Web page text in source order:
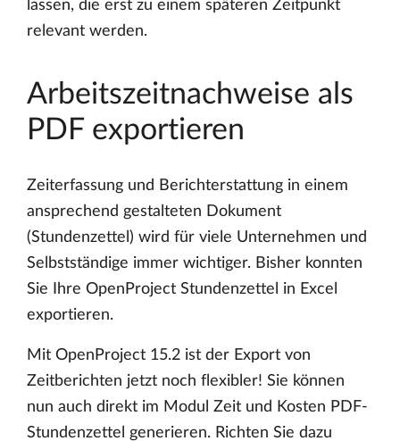
lassen, die erst zu einem späteren Zeitpunkt
relevant werden.
Arbeitszeitnachweise als
PDF exportieren
Zeiterfassung und Berichterstattung in einem
ansprechend gestalteten Dokument
(Stundenzettel) wird für viele Unternehmen und
Selbstständige immer wichtiger. Bisher konnten
Sie Ihre OpenProject Stundenzettel in Excel
exportieren.
Mit OpenProject 15.2 ist der Export von
Zeitberichten jetzt noch flexibler! Sie können
nun auch direkt im Modul Zeit und Kosten PDF-
Stundenzettel generieren. Richten Sie dazu